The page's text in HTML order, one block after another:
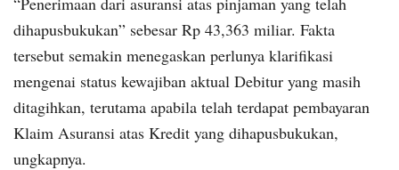
dihapusbukukan” sebesar Rp 43,363 miliar. Fakta
tersebut semakin menegaskan perlunya klarifikasi
mengenai status kewajiban aktual Debitur yang masih
ditagihkan, terutama apabila telah terdapat pembayaran
Klaim Asuransi atas Kredit yang dihapusbukukan,
ungkapnya.